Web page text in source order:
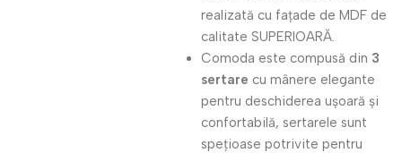
realizată cu fațade de MDF de
calitate SUPERIOARĂ.
Comoda este compusă din 3
sertare cu mânere elegante
pentru deschiderea ușoară și
confortabilă, sertarele sunt
spețioase potrivite pentru